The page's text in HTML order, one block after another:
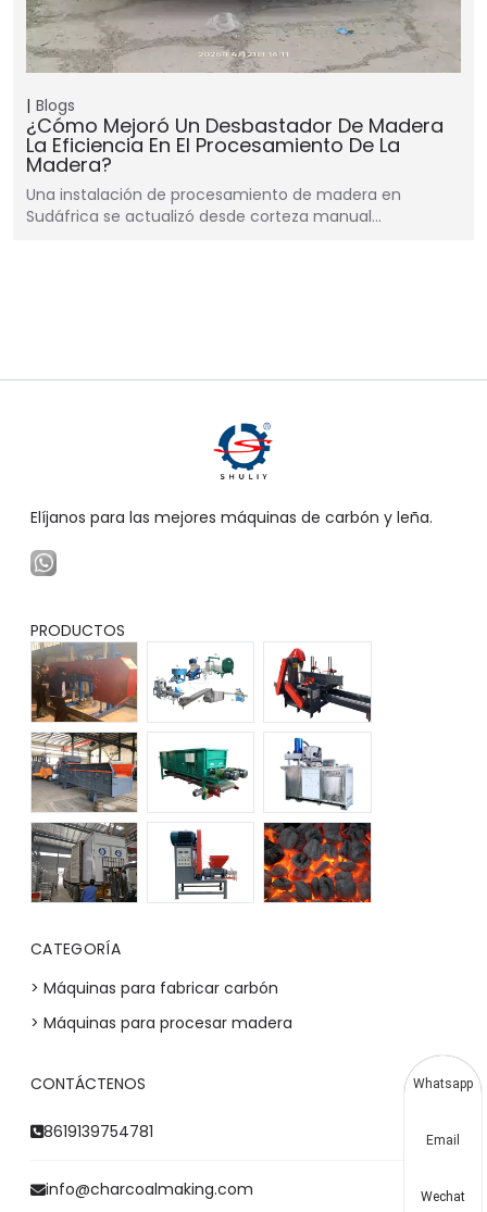
Blogs
¿Cómo Mejoró Un Desbastador De Madera
La Eficiencia En El Procesamiento De La
Madera?
Una instalación de procesamiento de madera en
Sudáfrica se actualizó desde corteza manual…
Elíjanos para las mejores máquinas de carbón y leña.
PRODUCTOS
CATEGORÍA
> Máquinas para fabricar carbón
> Máquinas para procesar madera
CONTÁCTENOS
8619139754781
info@charcoalmaking.com
Whatsapp
Email
Wechat